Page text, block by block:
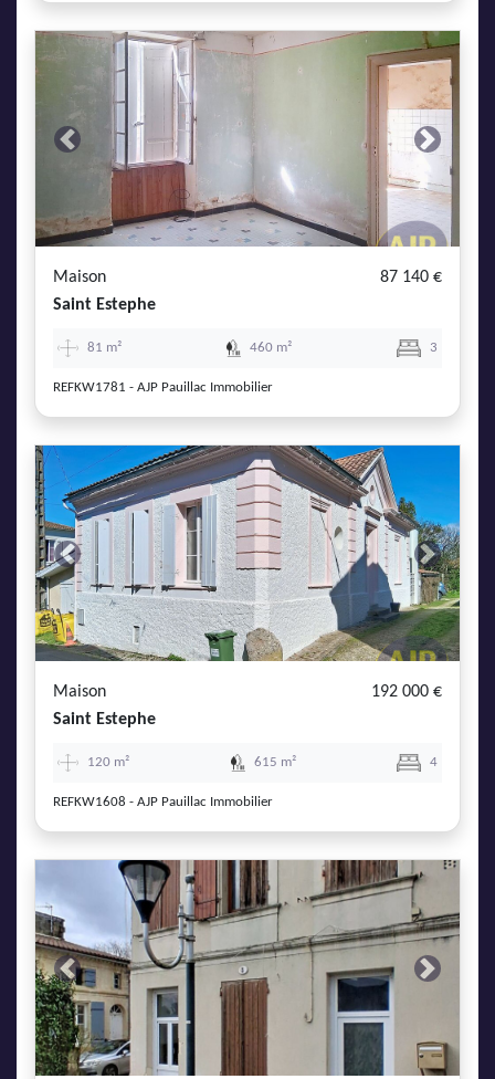
Previous Next
Maison
87 140 €
Saint Estephe
81 m² 460 m² 3
REFKW1781 - AJP Pauillac Immobilier
Previous Next
Maison
192 000 €
Saint Estephe
120 m² 615 m² 4
REFKW1608 - AJP Pauillac Immobilier
Previous Next